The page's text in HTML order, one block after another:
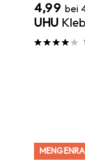
EUR
4,99 bei
UHU